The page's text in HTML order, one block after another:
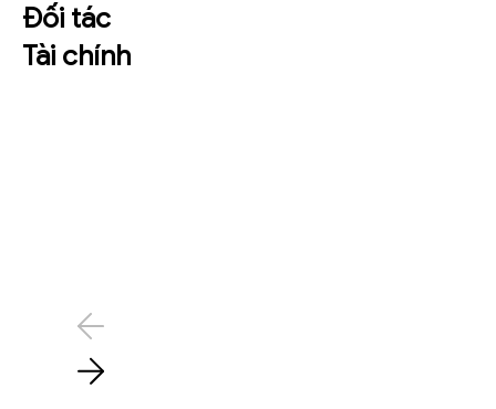
Đối tác
Tài chính